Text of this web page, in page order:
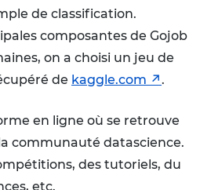
de classification.
composantes de Gojob
on a choisi un jeu de
de kaggle.com .
en ligne où se retrouve
communauté datascience.
des tutoriels, du
etc.